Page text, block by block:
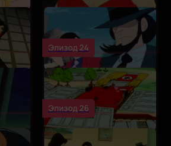
Эпизод 24
Эпизод 26